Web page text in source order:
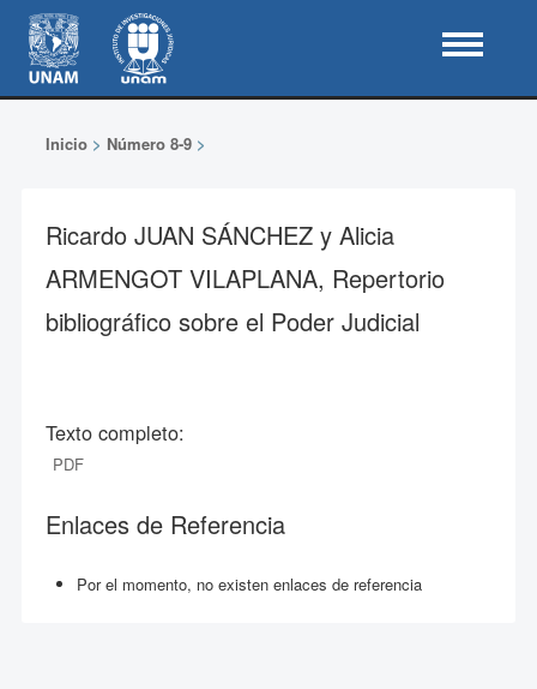
Inicio> Número 8-9>
Ricardo JUAN SÁNCHEZ y Alicia
ARMENGOT VILAPLANA, Repertorio
bibliográfico sobre el Poder Judicial
Texto completo:
PDF
Enlaces de Referencia
Por el momento, no existen enlaces de referencia